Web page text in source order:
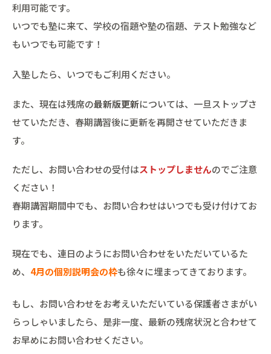
利用可能です。
いつでも塾に来て、学校の宿題や塾の宿題、テスト勉強など
もいつでも可能です！
入塾したら、いつでもご利用ください。
また、現在は残席の最新版更新については、一旦ストップさ
せていただき、春期講習後に更新を再開させていただきま
す。
ただし、お問い合わせの受付はストップしませんのでご注意
ください！
春期講習期間中でも、お問い合わせはいつでも受け付けてお
ります。
現在でも、連日のようにお問い合わせをいただいているた
め、 4月の個別説明会の枠も徐々に埋まってきております。
もし、お問い合わせをお考えいただいている保護者さまがい
らっしゃいましたら、是非一度、最新の残席状況と合わせて
お早めにお問い合わせください。